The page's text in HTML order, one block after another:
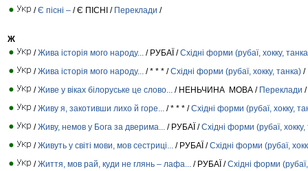
/Є пісні – / Є ПІСНІ / Переклади /
Ж
/Жива історія мого народу... / РУБАЇ /Східні форми (рубаї, хокку,
/Жива історія мого народу... / * * * /Східні форми (рубаї, хокку, танка) /
/Живе у віках білоруське це слово... / НЕНЬЧИНА МОВА / Переклади /
/Живу я, закотивши лихо й горе... / * * * /Східні форми (рубаї, хокку,
/Живу, немов у Бога за дверима... / РУБАЇ /Східні форми (рубаї, хокку,
/Живуть у світі мови, мов сестриці... / РУБАЇ /Східні форми (рубаї,
/Життя, мов рай, куди не глянь – лафа... / РУБАЇ /Східні форми